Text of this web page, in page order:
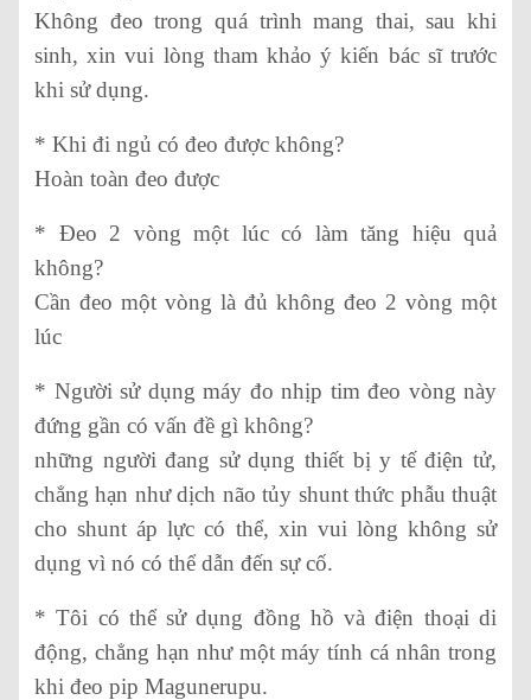
Không đeo trong quá trình mang thai, sau khi
sinh, xin vui lòng tham khảo ý kiến bác sĩ trước
khi sử dụng.
* Khi đi ngủ có đeo được không?
Hoàn toàn đeo được
* Đeo 2 vòng một lúc có làm tăng hiệu quả
không?
Cần đeo một vòng là đủ không đeo 2 vòng một
lúc
* Người sử dụng máy đo nhịp tim đeo vòng này
đứng gần có vấn đề gì không?
những người đang sử dụng thiết bị y tế điện tử,
chẳng hạn như dịch não tủy shunt thức phẫu thuật
cho shunt áp lực có thể, xin vui lòng không sử
dụng vì nó có thể dẫn đến sự cố.
* Tôi có thể sử dụng đồng hồ và điện thoại di
động, chẳng hạn như một máy tính cá nhân trong
khi đeo pip Magunerupu.